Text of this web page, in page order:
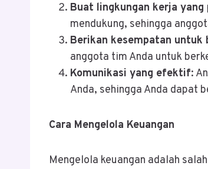
Buat lingkungan kerja
mendukung, sehingga
Berikan kesempatan untuk
anggota tim Anda untuk
Komunikasi yang efektif:
Anda, sehingga Anda dapat
Cara Mengelola Keuangan
Mengelola keuangan adalah